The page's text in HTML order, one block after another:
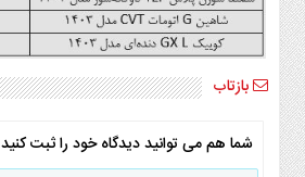
بازتاب
شما هم می توانید دیدگاه خود را ثبت کنید